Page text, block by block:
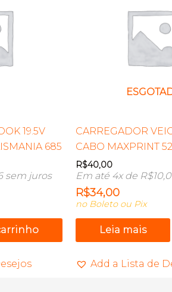
19.5V
685
sem juros
CARREGADOR
CABO MAXPRINT
R$40,00
Em até 4x de R$
R$34,00
no Boleto ou Pix
Leia mais
Add a Lista de